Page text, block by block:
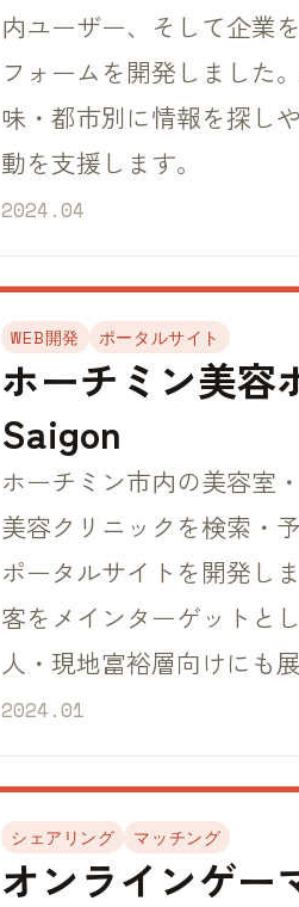
内ユーザー、そして企業
フォームを開発しました
味・都市別に情報を探し
動を支援します。
2024.04
WEB開発 ポータルサイト
ホーチミン美容
Saigon
ホーチミン市内の美容室
美容クリニックを検索・
ポータルサイトを開発し
客をメインターゲットと
人・現地富裕層向けにも
2024.01
シェアリング マッチング
オンラインゲー